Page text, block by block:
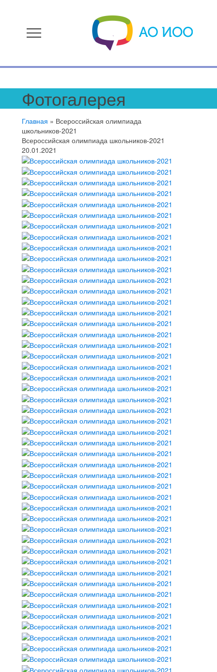
menu
Фотогалерея
Главная » Всероссийская олимпиада
школьников-2021
Всероссийская олимпиада школьников-2021
20.01.2021